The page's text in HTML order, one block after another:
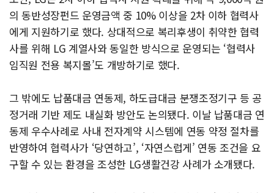
의 동반성장펀드 운영금액 중 10% 이상을 2차 이하 협력사
에게 지원하기로 했다. 상대적으로 복리후생이 취약한 협력
사를 위해 LG 계열사와 동일한 방식으로 운영되는 ‘협력사
임직원 전용 복지몰’도 개방하기로 했다.
그 밖에도 납품대금 연동제, 하도급대금 분쟁조정기구 등 공
정거래 기반 제도 내실화 방안도 논의됐다. 이날 납품대금 연
동제 우수사례로 사내 전자계약 시스템에 연동 약정 절차를
반영하여 협력사가 ‘당연하고’, ‘자연스럽게’ 연동 조건을 요
구할 수 있는 환경을 조성한 LG생활건강 사례가 소개됐다.